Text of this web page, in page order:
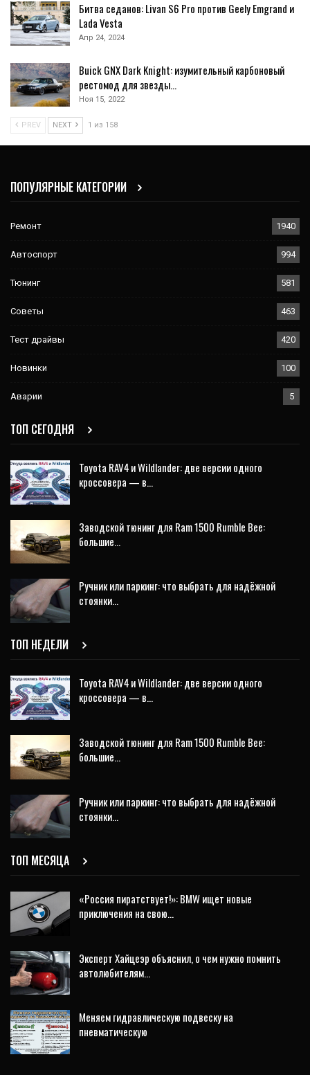
Битва седанов: Livan S6 Pro против Geely Emgrand и
Lada Vesta
Апр 24, 2024
Buick GNX Dark Knight: изумительный карбоновый
рестомод для звезды…
Ноя 15, 2022
PREV NEXT 1 из 158
ПОПУЛЯРНЫЕ КАТЕГОРИИ
Ремонт 1940
Автоспорт 994
Тюнинг 581
Советы 463
Тест драйвы 420
Новинки 100
Аварии 5
ТОП СЕГОДНЯ
Toyota RAV4 и Wildlander: две версии одного
кроссовера — в…
Заводской тюнинг для Ram 1500 Rumble Bee:
большие…
Ручник или паркинг: что выбрать для надёжной
стоянки…
ТОП НЕДЕЛИ
Toyota RAV4 и Wildlander: две версии одного
кроссовера — в…
Заводской тюнинг для Ram 1500 Rumble Bee:
большие…
Ручник или паркинг: что выбрать для надёжной
стоянки…
ТОП МЕСЯЦА
«Россия пиратствует!»: BMW ищет новые
приключения на свою…
Эксперт Хайцеэр объяснил, о чем нужно помнить
автолюбителям…
Меняем гидравлическую подвеску на
пневматическую